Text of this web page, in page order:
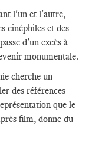
l'un et l'autre,
cinéphiles et des
d'un excès à
monumentale.
cherche un
des références
que le
film, donne du